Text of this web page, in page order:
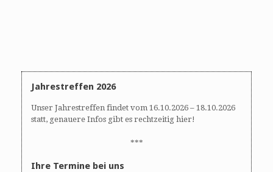
Jahrestreffen 2026
Unser Jahrestreffen findet vom 16.10.2026 – 18.10.2026
statt, genauere Infos gibt es rechtzeitig hier!
***
Ihre Termine bei uns